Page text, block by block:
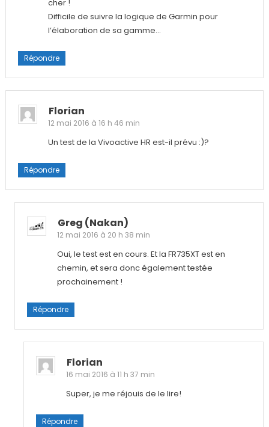
cher !
Difficile de suivre la logique de Garmin pour
l’élaboration de sa gamme…
Répondre
Florian
12 mai 2016 à 16 h 46 min
Un test de la Vivoactive HR est-il prévu :)?
Répondre
Greg (nakan)
12 mai 2016 à 20 h 38 min
Oui, le test est en cours. Et la FR735XT est en
chemin, et sera donc également testée
prochainement !
Répondre
Florian
16 mai 2016 à 11 h 37 min
Super, je me réjouis de le lire!
Répondre